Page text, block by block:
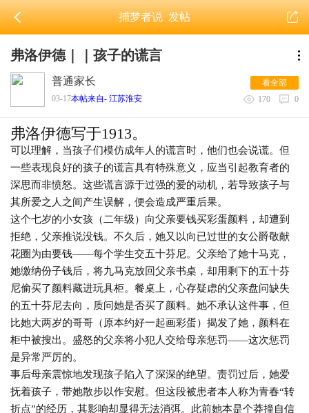
捕梦者说发帖
弗洛伊德｜｜孩子的谎言
普通家长
03-17本帖来自- 江苏淮安
看全部
170
0
弗洛伊德写于1913。
可以理解，当孩子们模仿成年人的谎言时，他们也会说谎。但
一些表现良好的孩子的谎言具有特殊意义，应当引起教育者的
深思而非愤怒。这些谎言源于过强的爱的动机，若导致孩子与
其所爱之人之间产生误解，便会造成严重后果。
这个七岁的小女孩（二年级）向父亲要钱买彩蛋颜料，却遭到
拒绝，父亲推说没钱。不久后，她又以向已过世的女公爵敬献
花圈为由要钱——每个学生交五十芬尼。父亲给了她十马克，
她缴纳份子钱后，将九马克放回父亲书桌，却用剩下的五十芬
尼偷买了颜料藏进玩具柜。餐桌上，心存疑虑的父亲盘问缺失
的五十芬尼去向，质问她是否买了颜料。她不承认这件事，但
比她大两岁的哥哥（原本约好一起画彩蛋）揭发了她，颜料在
柜中被搜出。盛怒的父亲将小犯人交给母亲惩罚——这次惩罚
是异常严厉的。
事后母亲震惊地发现孩子陷入了深深的绝望。责罚过后，她爱
抚着孩子，带她散步以作安慰。但这段被患者本人称为青春“转
折点”的经历，其影响却显得无法消弭。此前她本是个莽撞自信